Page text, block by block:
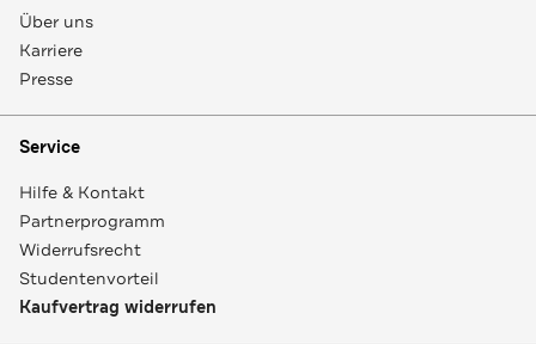
Über uns
Karriere
Presse
Service
Hilfe & Kontakt
Partnerprogramm
Widerrufsrecht
Studentenvorteil
Kaufvertrag widerrufen